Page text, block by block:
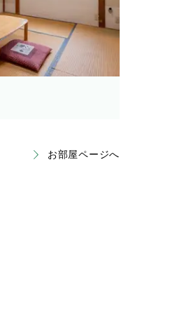
お部屋ページへ